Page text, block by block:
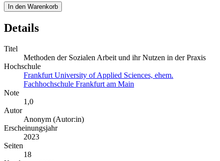
In den Warenkorb
Details
Titel
Methoden der Sozialen Arbeit und ihr Nutzen in der Praxis
Hochschule
Frankfurt University of Applied Sciences, ehem.
Fachhochschule Frankfurt am Main
Note
1,0
Autor
Anonym (Autor:in)
Erscheinungsjahr
2023
Seiten
18